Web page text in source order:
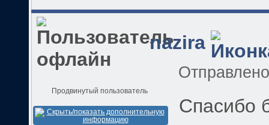
nazira
Продвинутый пользователь
Спасибо